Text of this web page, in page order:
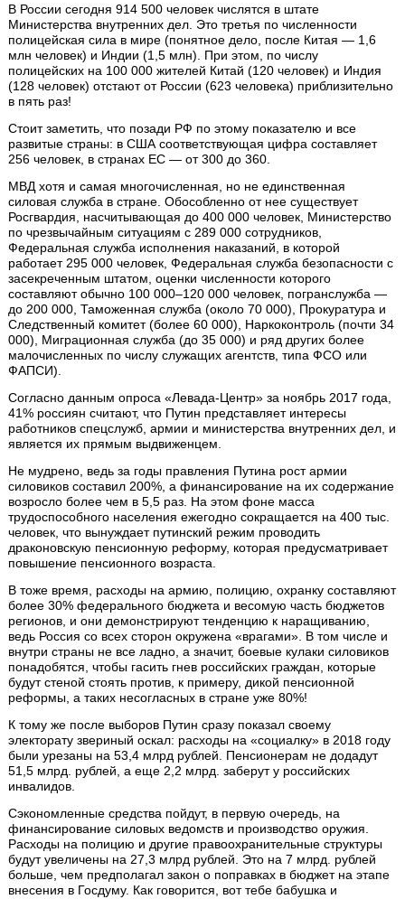
В России сегодня 914 500 человек числятся в штате
Министерства внутренних дел. Это третья по численности
полицейская сила в мире (понятное дело, после Китая — 1,6
млн человек) и Индии (1,5 млн). При этом, по числу
полицейских на 100 000 жителей Китай (120 человек) и Индия
(128 человек) отстают от России (623 человека) приблизительно
в пять раз!
Стоит заметить, что позади РФ по этому показателю и все
развитые страны: в США соответствующая цифра составляет
256 человек, в странах ЕС — от 300 до 360.
МВД хотя и самая многочисленная, но не единственная
силовая служба в стране. Обособленно от нее существует
Росгвардия, насчитывающая до 400 000 человек, Министерство
по чрезвычайным ситуациям с 289 000 сотрудников,
Федеральная служба исполнения наказаний, в которой
работает 295 000 человек, Федеральная служба безопасности с
засекреченным штатом, оценки численности которого
составляют обычно 100 000–120 000 человек, погранслужба —
до 200 000, Таможенная служба (около 70 000), Прокуратура и
Следственный комитет (более 60 000), Наркоконтроль (почти 34
000), Миграционная служба (до 35 000) и ряд других более
малочисленных по числу служащих агентств, типа ФСО или
ФАПСИ).
Согласно данным опроса «Левада-Центр» за ноябрь 2017 года,
41% россиян считают, что Путин представляет интересы
работников спецслужб, армии и министерства внутренних дел, и
является их прямым выдвиженцем.
Не мудрено, ведь за годы правления Путина рост армии
силовиков составил 200%, а финансирование на их содержание
возросло более чем в 5,5 раз. На этом фоне масса
трудоспособного населения ежегодно сокращается на 400 тыс.
человек, что вынуждает путинский режим проводить
драконовскую пенсионную реформу, которая предусматривает
повышение пенсионного возраста.
В тоже время, расходы на армию, полицию, охранку составляют
более 30% федерального бюджета и весомую часть бюджетов
регионов, и они демонстрируют тенденцию к наращиванию,
ведь Россия со всех сторон окружена «врагами». В том числе и
внутри страны не все ладно, а значит, боевые кулаки силовиков
понадобятся, чтобы гасить гнев российских граждан, которые
будут стеной стоять против, к примеру, дикой пенсионной
реформы, а таких несогласных в стране уже 80%!
К тому же после выборов Путин сразу показал своему
электорату звериный оскал: расходы на «социалку» в 2018 году
были урезаны на 53,4 млрд рублей. Пенсионерам не додадут
51,5 млрд. рублей, а еще 2,2 млрд. заберут у российских
инвалидов.
Сэкономленные средства пойдут, в первую очередь, на
финансирование силовых ведомств и производство оружия.
Расходы на полицию и другие правоохранительные структуры
будут увеличены на 27,3 млрд рублей. Это на 7 млрд. рублей
больше, чем предполагал закон о поправках в бюджет на этапе
внесения в Госдуму. Как говорится, вот тебе бабушка и